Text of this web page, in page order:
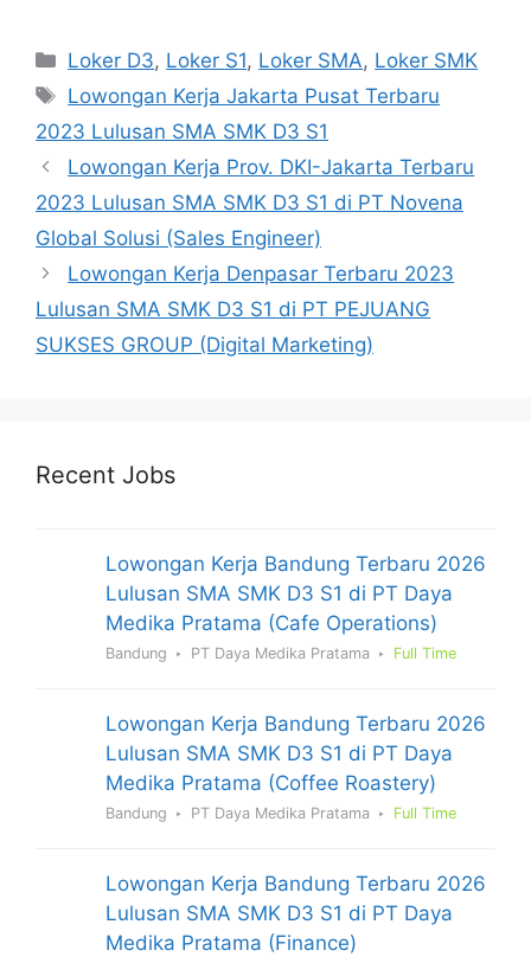
Kategori
Loker D3, Loker S1, Loker SMA, Loker SMK
Tag
Lowongan Kerja Jakarta Pusat Terbaru
2023 Lulusan SMA SMK D3 S1
Lowongan Kerja Prov. DKI-Jakarta Terbaru
2023 Lulusan SMA SMK D3 S1 di PT Novena
Global Solusi (Sales Engineer)
Lowongan Kerja Denpasar Terbaru 2023
Lulusan SMA SMK D3 S1 di PT PEJUANG
SUKSES GROUP (Digital Marketing)
Recent Jobs
Lowongan Kerja Bandung Terbaru 2026
Lulusan SMA SMK D3 S1 di PT Daya
Medika Pratama (Cafe Operations)
Bandung PT Daya Medika Pratama Full Time
Lowongan Kerja Bandung Terbaru 2026
Lulusan SMA SMK D3 S1 di PT Daya
Medika Pratama (Coffee Roastery)
Bandung PT Daya Medika Pratama Full Time
Lowongan Kerja Bandung Terbaru 2026
Lulusan SMA SMK D3 S1 di PT Daya
Medika Pratama (Finance)